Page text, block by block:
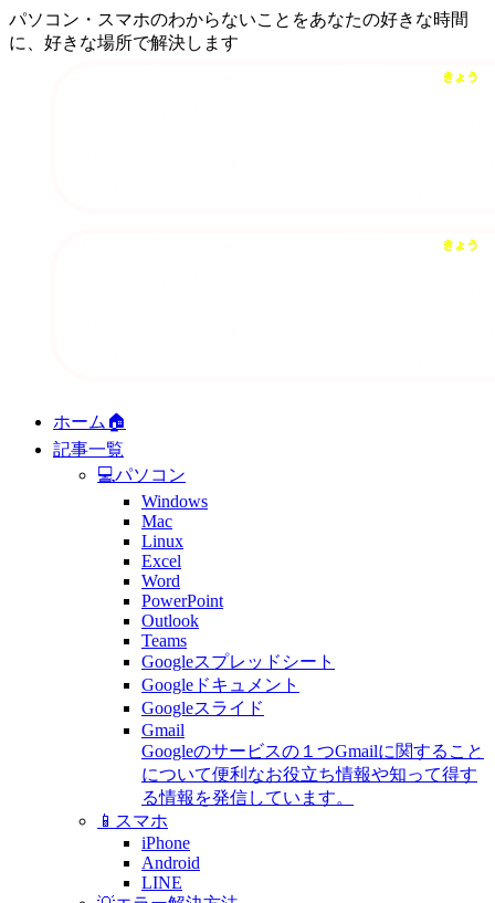
パソコン・スマホのわからないことをあなたの好きな時間
に、好きな場所で解決します
ホーム🏠
記事一覧
💻パソコン
Windows
Mac
Linux
Excel
Word
PowerPoint
Outlook
Teams
Googleスプレッドシート
Googleドキュメント
Googleスライド
Gmail
Googleのサービスの１つGmailに関すること
について便利なお役立ち情報や知って得す
る情報を発信しています。
📱スマホ
iPhone
Android
LINE